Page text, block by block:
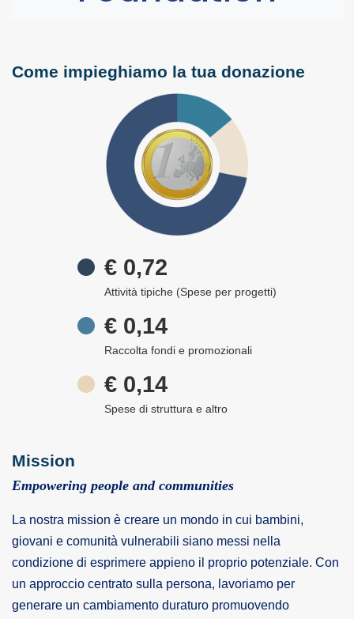
Come impieghiamo la tua donazione
€ 0,72
Attività tipiche (Spese per progetti)
€ 0,14
Raccolta fondi e promozionali
€ 0,14
Spese di struttura e altro
Mission
Empowering people and communities
La nostra mission è creare un mondo in cui bambini,
giovani e comunità vulnerabili siano messi nella
condizione di esprimere appieno il proprio potenziale. Con
un approccio centrato sulla persona, lavoriamo per
generare un cambiamento duraturo promuovendo